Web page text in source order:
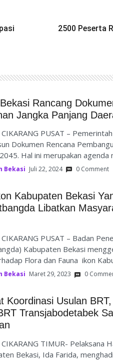
2500 Peserta
Rancang
Jangka Panjang
PUSAT –
Dokumen Rencana
Hal ini merupakan agenda
Bekasi Juli 22, 2024 0 Comment
Kabupaten Bekasi
Libatkan
PUSAT – Badan
Kabupaten Bekasi
Flora dan Fauna ikon
Bekasi Maret 29, 2023 0
Koordinasi Usulan
Transjabodetabek
TIMUR- Pelaksana
Bekasi, Ida Farida,